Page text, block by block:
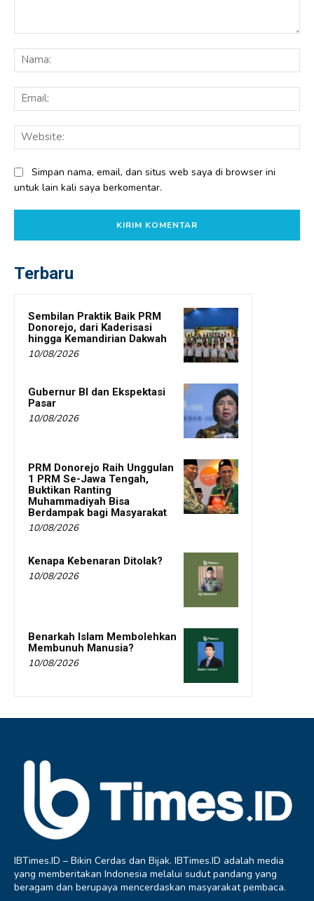
Simpan nama, email, dan situs web saya di browser ini
untuk lain kali saya berkomentar.
Terbaru
Sembilan Praktik Baik PRM
Donorejo, dari Kaderisasi
hingga Kemandirian Dakwah
10/08/2026
Gubernur BI dan Ekspektasi
Pasar
10/08/2026
PRM Donorejo Raih Unggulan
1 PRM Se-Jawa Tengah,
Buktikan Ranting
Muhammadiyah Bisa
Berdampak bagi Masyarakat
10/08/2026
Kenapa Kebenaran Ditolak?
10/08/2026
Benarkah Islam Membolehkan
Membunuh Manusia?
10/08/2026
IBTimes.ID – Bikin Cerdas dan Bijak. IBTimes.ID adalah media
yang memberitakan Indonesia melalui sudut pandang yang
beragam dan berupaya mencerdaskan masyarakat pembaca.